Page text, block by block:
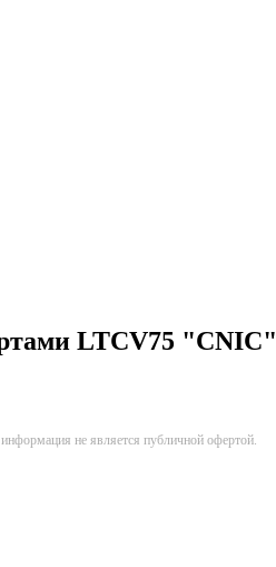
LTCV75 "CNIC"
не является публичной офертой.